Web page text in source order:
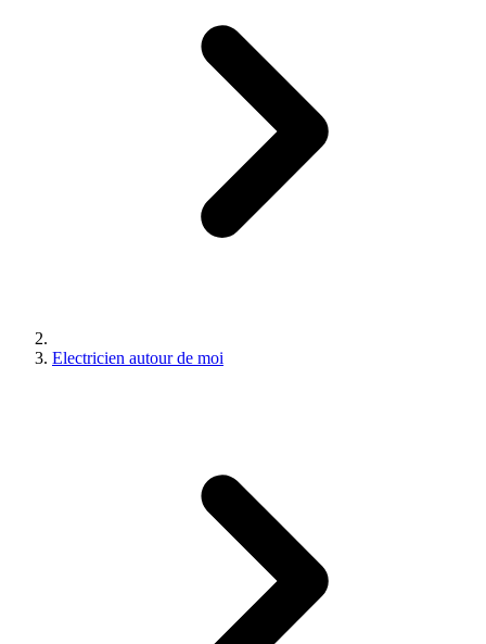
Electricien autour de moi